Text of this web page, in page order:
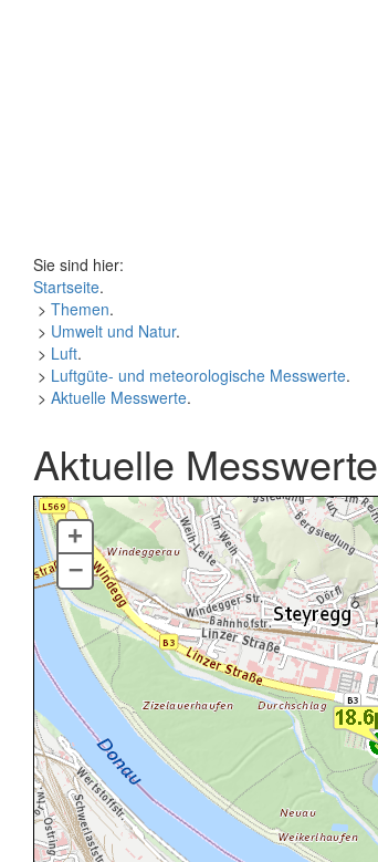
Sie sind hier:
Startseite.
> Themen.
> Umwelt und Natur.
> Luft.
> Luftgüte- und meteorologische Messwerte.
> Aktuelle Messwerte.
Aktuelle Messwerte
+
–